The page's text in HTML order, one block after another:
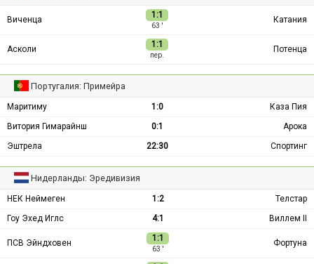
Виченца 1:1
63 ′
Катания
Асколи 1:1
пер.
Потенца
Португалия: Примейра
Маритиму 1:0
Каза Пия
Витория Гимарайнш
0:1
Арока
Эштрела
22:30 Спортинг
Нидерланды: Эредивизия
НЕК Неймеген 1:2
Телстар
Гоу Эхед Иглс
4:1 Виллем II
ПСВ Эйндховен 1:1
63 ′
Фортуна